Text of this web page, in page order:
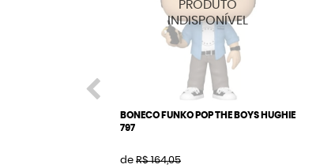
BONECO FUNKO POP THE BOYS HUGHIE
797
de R$ 164,05